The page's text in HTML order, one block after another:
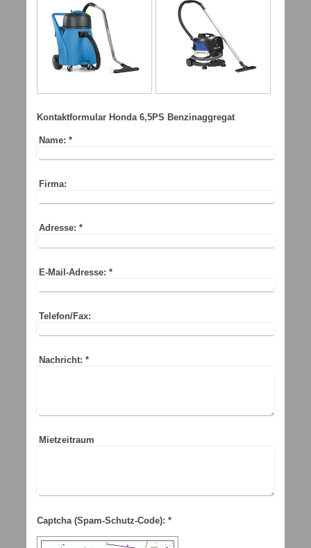
Kontaktformular Honda 6,5PS Benzinaggregat
Name: *
Firma:
Adresse: *
E-Mail-Adresse: *
Telefon/Fax:
Nachricht: *
Mietzeitraum
Captcha (Spam-Schutz-Code): *